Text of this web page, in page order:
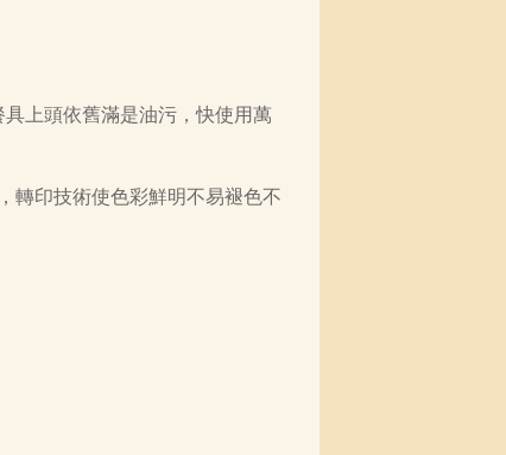
上頭依舊滿是油污，快使用萬
轉印技術使色彩鮮明不易褪色不